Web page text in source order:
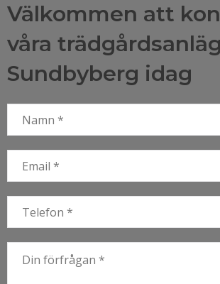
Välkommen att
våra
Sundbyberg idag